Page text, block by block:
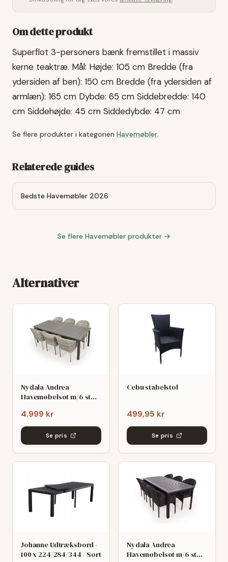
Om dette produkt
Superflot 3-personers bænk fremstillet i massiv
kerne teaktræ. Mål: Højde: 105 cm Bredde (fra
ydersiden af ben): 150 cm Bredde (fra ydersiden af
armlæn): 165 cm Dybde: 65 cm Siddebredde: 140
cm Siddehøjde: 45 cm Siddedybde: 47 cm
Se flere produkter i kategorien Havemøbler.
Relaterede guides
Bedste Havemøbler 2026
Se flere Havemøbler produkter →
Alternativer
Nydala Andrea
Havemøbelsøt m/6 stole
grø
4.999 kr
Se pris
Cebu stabelstol
499,95 kr
Se pris
Johanne Udtræksbord -
100 x 224/284/344 - Sort
Nydala Andrea
Havemøbelsøt m/6 stole